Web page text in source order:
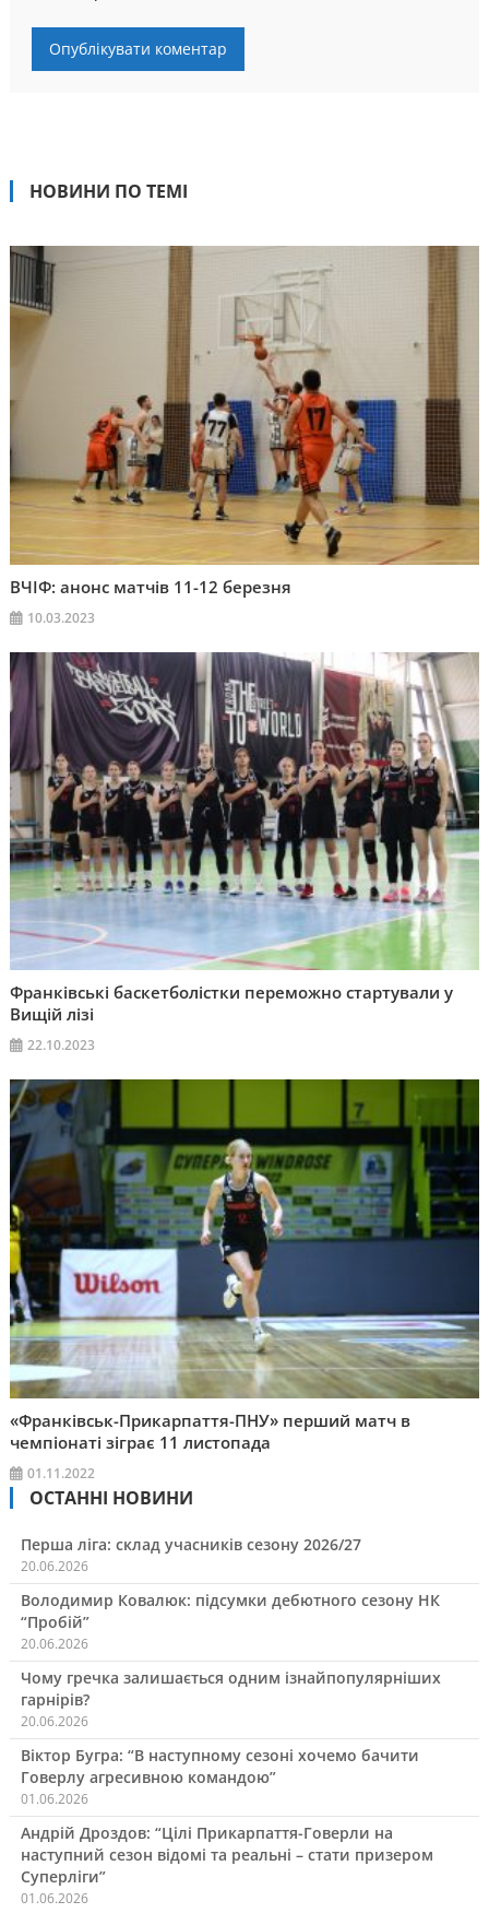
НОВИНИ ПО ТЕМІ
ВЧІФ: анонс матчів 11-12 березня
10.03.2023
Франківські баскетболістки переможно стартували у
Вищій лізі
22.10.2023
«Франківськ-Прикарпаття-ПНУ» перший матч в
чемпіонаті зіграє 11 листопада
01.11.2022
ОСТАННІ НОВИНИ
Перша ліга: склад учасників сезону 2026/27
20.06.2026
Володимир Ковалюк: підсумки дебютного сезону НК
“Пробій”
20.06.2026
Чому гречка залишається одним ізнайпопулярніших
гарнірів?
20.06.2026
Віктор Бугра: “В наступному сезоні хочемо бачити
Говерлу агресивною командою”
01.06.2026
Андрій Дроздов: “Цілі Прикарпаття-Говерли на
наступний сезон відомі та реальні – стати призером
Суперліги”
01.06.2026